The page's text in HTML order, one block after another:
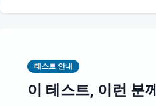
테스트 안내
이 테스트, 이런 분